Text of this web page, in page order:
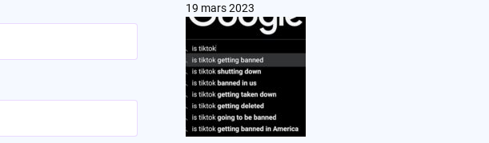
19 mars 2023